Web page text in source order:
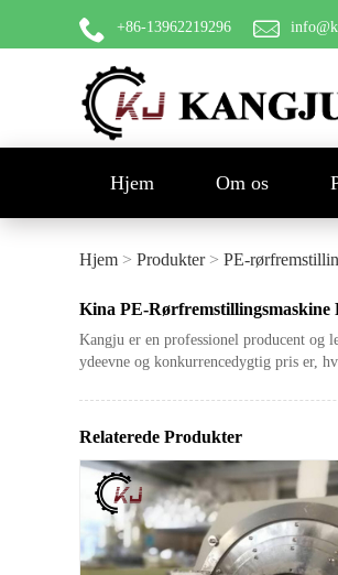
+86-13962219296
Hjem Om os
Hjem > Produkter > PE-
Kina PE-
Kangju er en professionel producent og
ydeevne og konkurrencedygtig pris er,
Relaterede Produkter